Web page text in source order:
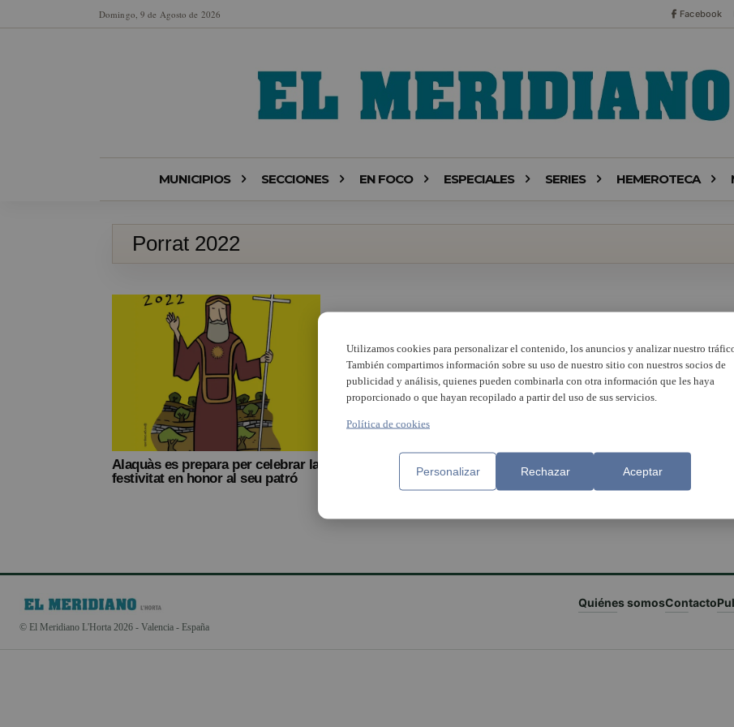
Domingo, 9 de Agosto de 2026 Facebook
MUNICIPIOS SECCIONES EN FOCO ESPECIALES SERIES HEMEROTECA
Porrat 2022
Alaquàs es prepara per celebrar la
festivitat en honor al seu patró
© El Meridiano L'Horta 2026 - Valencia - España
Quiénes somosContacto
Utilizamos cookies para personalizar el contenido, los anuncios y analizar nuestro
También compartimos información sobre su uso de nuestro sitio con nuestros socios de
publicidad y análisis, quienes pueden combinarla con otra información que les haya
proporcionado o que hayan recopilado a partir del uso de sus servicios.
Política de cookies
Personalizar Rechazar Aceptar